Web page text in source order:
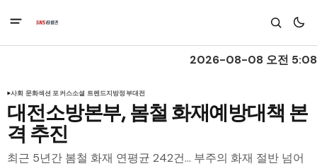
2026-08-08 오전 5:08
사회 문화섹션 포커스소셜 트렌드지방정부대전
대전소방본부, 봄철 화재예방대책 본
격 추진
최근 5년간 봄철 화재 연평균 242건… 부주의 화재 절반 넘어